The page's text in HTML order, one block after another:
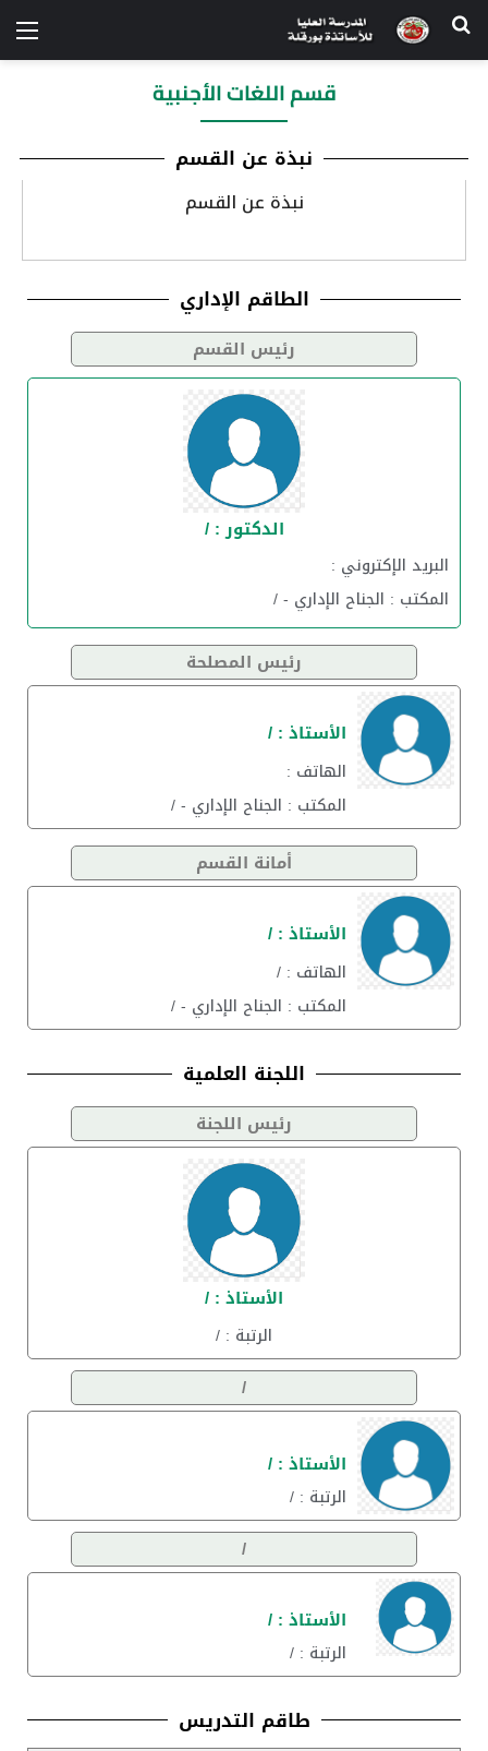
قسم اللغات الأجنبية
نبذة عن القسم​
نبذة عن القسم
الطاقم الإداري
رئيس القسم
الدكتور : /
البريد الإكتروني :
المكتب : الجناح الإداري - /
رئيس المصلحة
الأستاذ : /
الهاتف :
المكتب : الجناح الإداري - /
أمانة القسم
الأستاذ : /
الهاتف : /
المكتب : الجناح الإداري - /
اللجنة العلمية
رئيس اللجنة
الأستاذ : /
الرتبة : /
/
الأستاذ : /
الرتبة : /
/
الأستاذ : /
الرتبة : /
طاقم التدريس